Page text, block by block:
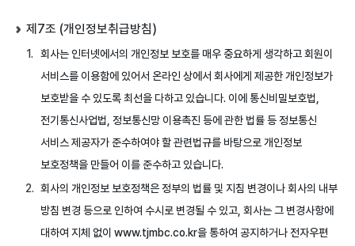
제7조 (개인정보취급방침)
회사는 인터넷에서의 개인정보 보호를 매우 중요하게 생각하고 회원이
서비스를 이용함에 있어서 온라인 상에서 회사에게 제공한 개인정보가
보호받을 수 있도록 최선을 다하고 있습니다. 이에 통신비밀보호법,
전기통신사업법, 정보통신망 이용촉진 등에 관한 법률 등 정보통신
서비스 제공자가 준수하여야 할 관련법규를 바탕으로 개인정보
보호정책을 만들어 이를 준수하고 있습니다.
회사의 개인정보 보호정책은 정부의 법률 및 지침 변경이나 회사의 내부
방침 변경 등으로 인하여 수시로 변경될 수 있고, 회사는 그 변경사항에
대하여 지체 없이 www.tjmbc.co.kr을 통하여 공지하거나 전자우편